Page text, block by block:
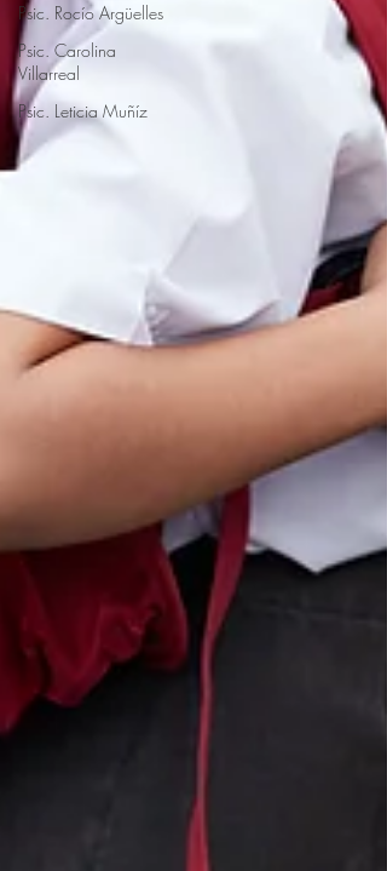
Psic. Rocío Argüelles
Psic. Carolina
Villarreal
Psic. Leticia Muñíz